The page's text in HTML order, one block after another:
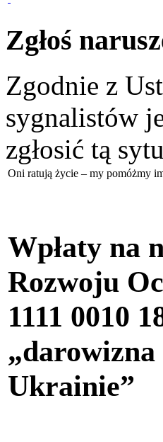
Zgłoś
Zgodnie z
sygnalistów
zgłosić tą
Oni ratują życie – my pomóżmy
Wpłaty na
Rozwoju
1111 0010
Ukrainie”